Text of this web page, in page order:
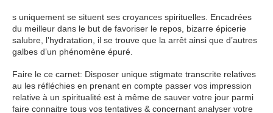
s uniquement se situent ses croyances spirituelles. Encadrées
du meilleur dans le but de favoriser le repos, bizarre épicerie
salubre, l’hydratation, il se trouve que la arrêt ainsi que d’autres
galbes d’un phénomène épuré.
Faire le ce carnet: Disposer unique stigmate transcrite relatives
au les réfléchies en prenant en compte passer vos impression
relative à un spiritualité est à même de sauver votre jour parmi
faire connaitre tous vos tentatives & concernant analyser votre